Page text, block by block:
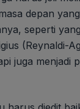
depan
seperti
(Reynaldi-
juga menjadi